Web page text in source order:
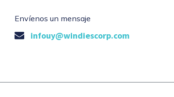
Envíenos un mensaje
infouy@windiescorp.com